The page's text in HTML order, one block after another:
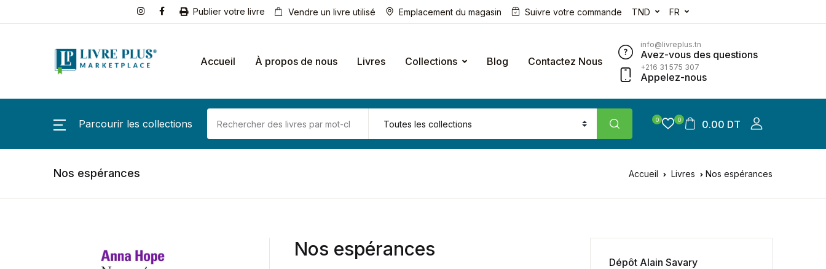
Publier votre livre Vendre un livre utilisé Emplacement du magasin Suivre votre commande TND FR
Accueil À propos de nous Livres Collections Blog Contactez Nous
info@livreplus.tn
Avez-vous des questions
+216 31 575 307
Appelez-nous
Parcourir les collections 0 0 0.00 DT
Nos espérances Accueil Livres Nos espérances
Nos espérances
Dépôt Alain Savary